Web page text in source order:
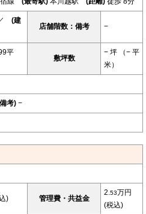
(建
店舗階数：備考 −
平
敷坪数
− 坪 （− 平
米）
考) −
) 管理費・共益金
2.53万円
(税込)